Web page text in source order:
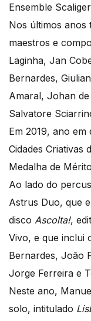
Ensemble
Nos últimos
maestros e
Laginha, Jan
Bernardes,
Amaral, Johan de
Salvatore
Em 2019, ano em
Cidades Criativas
Medalha de
Ao lado do
Astrus Duo, que
disco Ascolta!,
Vivo, e que inclui
Bernardes, João
Jorge Ferreira e
Neste ano,
solo, intitulado